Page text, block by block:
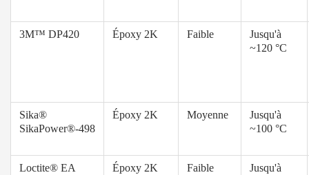
3M™ DP420 Époxy 2K Faible
Jusqu'à
~120 °C
Sika®
SikaPower®-498
Époxy 2K Moyenne
Jusqu'à
~100 °C
Loctite® EA
Époxy 2K Faible
Jusqu'à